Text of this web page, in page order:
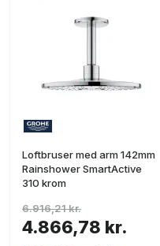
Loftbruser med arm 142mm
Rainshower SmartActive
310 krom
4.866,78 kr.
6.916,21 kr.